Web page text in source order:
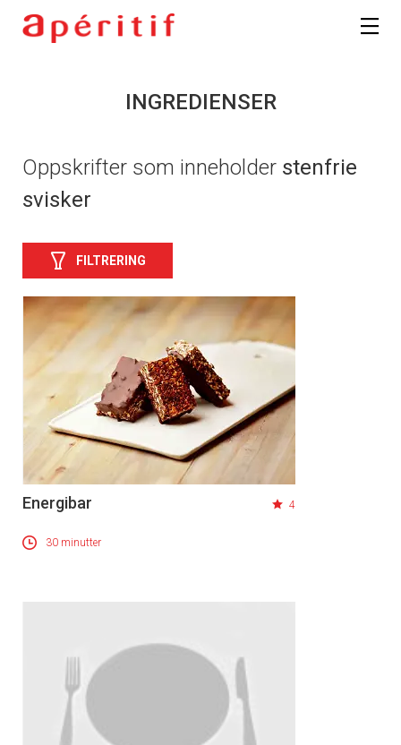
INGREDIENSER
Oppskrifter som inneholder stenfrie
svisker
FILTRERING
Energibar 4
30 minutter